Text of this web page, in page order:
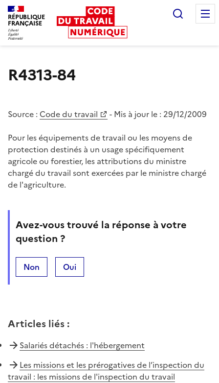
RÉPUBLIQUE
FRANÇAISE
R4313-84
Source : Code du travail - Mis à jour le : 29/12/2009
Pour les équipements de travail ou les moyens de
protection destinés à un usage spécifiquement
agricole ou forestier, les attributions du ministre
chargé du travail sont exercées par le ministre chargé
de l'agriculture.
Avez-vous trouvé la réponse à votre
question ?
Non Oui
Articles liés :
Salariés détachés : l'hébergement
Les missions et les prérogatives de l’inspection du
travail : les missions de l'inspection du travail